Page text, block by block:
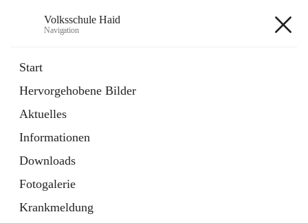
Volksschule Haid
Navigation
Start
Hervorgehobene Bilder
Aktuelles
Informationen
Downloads
Fotogalerie
Krankmeldung
Artikel
in
Tab